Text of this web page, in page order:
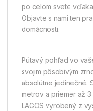
po celom svete
Objavte s nami ten
domácnosti.
Pútavý pohľad vo
svojim pôsobivým
absolútne jedinečné.
metrov a priemer až
LAGOS vyrobený z